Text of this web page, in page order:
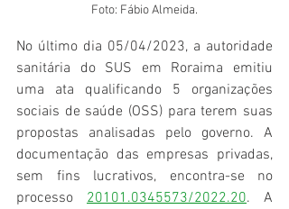
Foto: Fábio Almeida.
No último dia 05/04/2023, a autoridade
sanitária do SUS em Roraima emitiu
uma ata qualificando 5 organizações
sociais de saúde (OSS) para terem suas
propostas analisadas pelo governo. A
documentação das empresas privadas,
sem fins lucrativos, encontra-se no
processo 20101.0345573/2022.20. A